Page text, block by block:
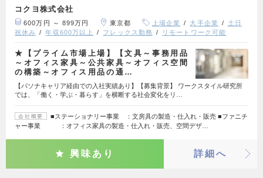
コクヨ株式会社
600万円 ～ 899万円 東京都 上場企業 大手企業
土日
祝休み
年収600万以上 フレックス勤務 リモートワーク可能
★【プライム市場上場】【文具～事務用品
～オフィス家具～公共家具～オフィス空間
の構築～オフィス用品の通…
【パソナキャリア経由での入社実績あり】【募集背景】 ワークスタイル研究所
では、「働く・学ぶ・暮らす」を横断する社会変化をリ…
会社概要
■ステーショナリー事業 ：文房具の製造・仕入れ・販売 ■ファニチ
ャー事業 ：オフィス家具の製造・仕入れ・販売、空間デザ…
興味あり 詳細へ